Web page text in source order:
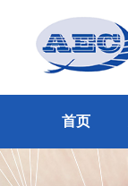
首页